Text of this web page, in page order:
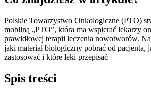
Polskie Towarzystwo Onkologiczne (PTO)
mobilną „PTO”, która ma wspierać lekarzy
prawidłowej terapii leczenia nowotworów.
jaki materiał biologiczny pobrać od pacjenta,
zastosować i które leki przepisać
Spis treści